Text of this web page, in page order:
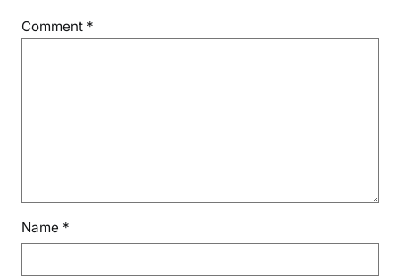
Comment *
Name *